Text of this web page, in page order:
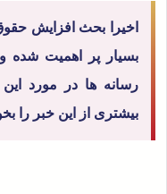
بسیار پر اهمیت شده
رسانه ها در مورد
بیشتری از این خبر را